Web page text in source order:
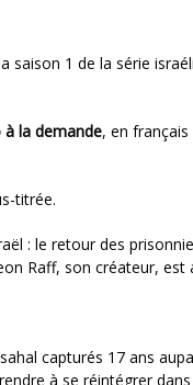
saison 1 de la série
à la demande, en
titrée.
: le retour des
Raff, son créateur,
capturés 17 ans
à se réintégrer